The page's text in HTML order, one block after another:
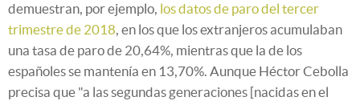
demuestran, por ejemplo, los datos de paro del tercer
trimestre de 2018, en los que los extranjeros acumulaban
una tasa de paro de 20,64%, mientras que la de los
españoles se mantenía en 13,70%. Aunque Héctor Cebolla
precisa que "a las segundas generaciones [nacidas en el